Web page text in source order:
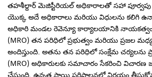
తహశీల్దార్ మెజిస్టీరియల్ అధికారాలతో సహా
యొక్క అదే అధికారాలు మరియు విధులను కలిగి
అధికారి మండల రెవెన్యూ కార్యాలయానికి నాయకత్వం
(MRO) తన పరిధిలో ప్రభుత్వం మరియు ప్రజల
అందిస్తుంది. అతను తన పరిధిలో సంక్షేమ చర్యలను
(MRO) అధికారులకు సమాచారం సేకరించి విచారణ